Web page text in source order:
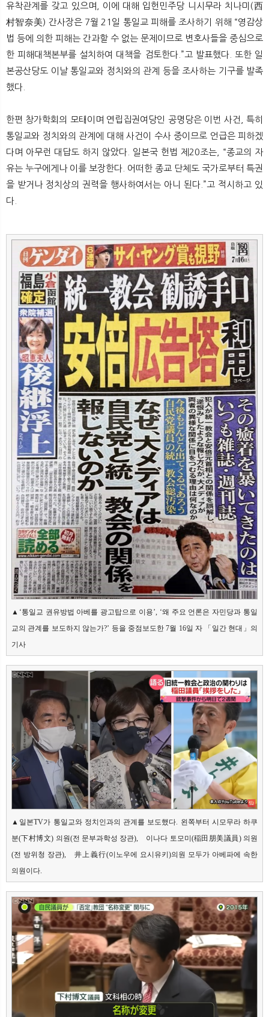
유착관계를 갖고 있으며, 이에 대해 입헌민주당 니시무라 치나미(西
村智奈美) 간사장은 7월 21일 통일교 피해를 조사하기 위해 “영감상
법 등에 의한 피해는 간과할 수 없는 문제이므로 변호사들을 중심으로
한 피해대책본부를 설치하여 대책을 검토한다.”고 발표했다. 또한 일
본공산당도 이날 통일교와 정치와의 관계 등을 조사하는 기구를 발족
했다.
한편 창가학회의 모태이며 연립집권여당인 공명당은 이번 사건, 특히
통일교와 정치와의 관계에 대해 사건이 수사 중이므로 언급은 피하겠
다며 아무런 대답도 하지 않았다. 일본국 헌법 제20조는, “종교의 자
유는 누구에게나 이를 보장한다. 어떠한 종교 단체도 국가로부터 특권
을 받거나 정치상의 권력을 행사하여서는 아니 된다.”고 적시하고 있
다.
▲‘통일교 권유방법 아베를 광고탑으로 이용’, ‘왜 주요 언론은 자민당과 통일
교의 관계를 보도하지 않는가?’ 등을 중점보도한 7월 16일 자 「일간 현대」의
기사
▲일본TV가 통일교와 정치인과의 관계를 보도했다. 왼쪽부터 시모무라 하쿠
분(下村博文) 의원(전 문부과학성 장관),　이나다 토모미(稲田朋美議員) 의원
(전 방위청 장관),　井上義行(이노우에 요시유키)의원 모두가 아베파에 속한
의원이다.